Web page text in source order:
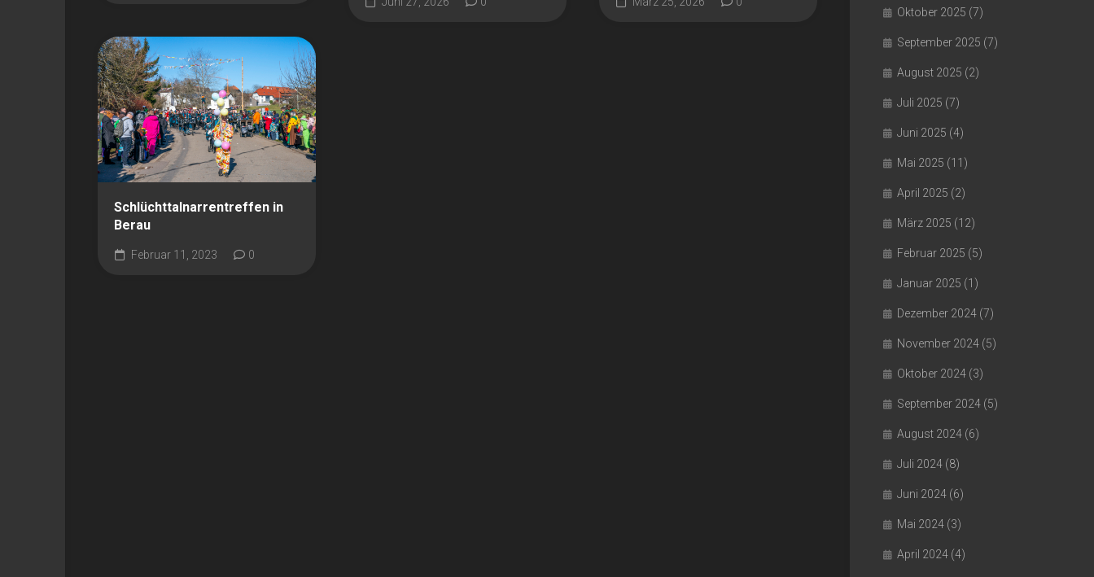
Schlüchttalnarrentreffen in
Berau
Februar 11, 2023 0
Oktober 2025 (7)
September 2025 (7)
August 2025 (2)
Juli 2025 (7)
Juni 2025 (4)
Mai 2025 (11)
April 2025 (2)
März 2025 (12)
Februar 2025 (5)
Januar 2025 (1)
Dezember 2024 (7)
November 2024 (5)
Oktober 2024 (3)
September 2024 (5)
August 2024 (6)
Juli 2024 (8)
Juni 2024 (6)
Mai 2024 (3)
April 2024 (4)